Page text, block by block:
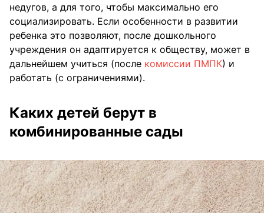
недугов, а для того, чтобы максимально его
социализировать. Если особенности в развитии
ребенка это позволяют, после дошкольного
учреждения он адаптируется к обществу, может в
дальнейшем учиться (после комиссии ПМПК) и
работать (с ограничениями).
Каких детей берут в
комбинированные сады